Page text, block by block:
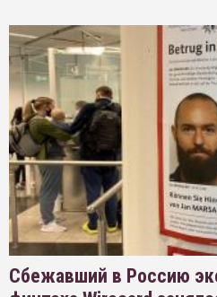
Сбежавший в Россию